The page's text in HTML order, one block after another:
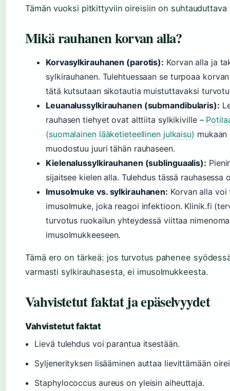
Tämän vuoksi pitkittyviin oireisiin on suhtauduttava
Mikä rauhanen korvan alla?
Korvasylkirauhanen (parotis): Korvan alla ja
sylkirauhanen. Tulehtuessaan se turpoaa
tätä kutsutaan sikotautia muistuttavaksi
Leuanalussylkirauhanen (submandibularis):
rauhasen tiehyet ovat alttiita sylkikiville –
(suomalainen lääketieteellinen julkaisu)
muodostuu juuri tähän rauhaseen.
Kielenalussylkirauhanen (sublinguaalis):
sijaitsee kielen alla. Tulehdus tässä rauhasessa
Imusolmuke vs. sylkirauhanen: Korvan alla
imusolmuke, joka reagoi infektioon. Klinik.fi
turvotus ruokailun yhteydessä viittaa
imusolmukkeeseen.
Tämä ero on tärkeä: jos turvotus pahenee
varmasti sylkirauhasesta, ei imusolmukkeesta.
Vahvistetut faktat ja epäselvyydet
Vahvistetut faktat
Lievä tulehdus voi parantua itsestään.
Syljenerityksen lisääminen auttaa lievittämään
Staphylococcus aureus on yleisin aiheuttaja.